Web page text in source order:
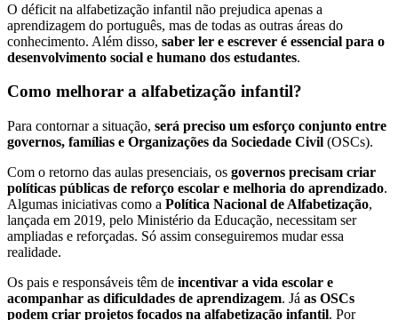
O déficit na alfabetização infantil não prejudica apenas a
aprendizagem do português, mas de todas as outras áreas do
conhecimento. Além disso, saber ler e escrever é essencial para o
desenvolvimento social e humano dos estudantes.
Como melhorar a alfabetização infantil?
Para contornar a situação, será preciso um esforço conjunto entre
governos, famílias e Organizações da Sociedade Civil (OSCs).
Com o retorno das aulas presenciais, os governos precisam criar
políticas públicas de reforço escolar e melhoria do aprendizado.
Algumas iniciativas como a Política Nacional de Alfabetização,
lançada em 2019, pelo Ministério da Educação, necessitam ser
ampliadas e reforçadas. Só assim conseguiremos mudar essa
realidade.
Os pais e responsáveis têm de incentivar a vida escolar e
acompanhar as dificuldades de aprendizagem. Já as OSCs
podem criar projetos focados na alfabetização infantil. Por